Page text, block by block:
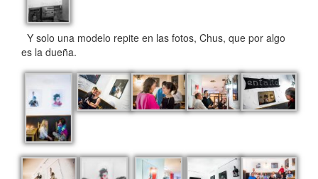
Y solo una modelo repite en las fotos, Chus, que por algo
es la dueña.